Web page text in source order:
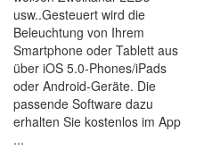
usw..Gesteuert wird die
Beleuchtung von Ihrem
Smartphone oder Tablett aus
über iOS 5.0-Phones/iPads
oder Android-Geräte. Die
passende Software dazu
erhalten Sie kostenlos im App
...